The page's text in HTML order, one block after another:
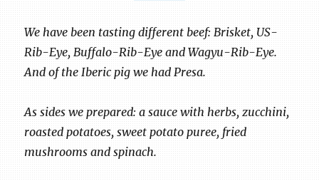
We have been tasting different beef: Brisket, US-
Rib-Eye, Buffalo-Rib-Eye and Wagyu-Rib-Eye.
And of the Iberic pig we had Presa.
As sides we prepared: a sauce with herbs, zucchini,
roasted potatoes, sweet potato puree, fried
mushrooms and spinach.